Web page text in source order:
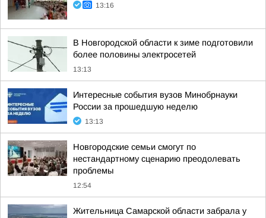
13:16
В Новгородской области к зиме подготовили
более половины электросетей
13:13
Интересные события вузов Минобрнауки
России за прошедшую неделю
13:13
Новгородские семьи смогут по
нестандартному сценарию преодолевать
проблемы
12:54
Жительница Самарской области забрала у